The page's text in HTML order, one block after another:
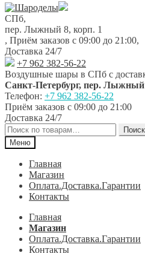
Перейти
к
навигации
Перейти
к
содержимому
СПб,
пер. Лыжный 8, корп. 1
, Приём заказов с 09:00 до 21:00,
Доставка 24/7
+7 962 382-56-22
Воздушные шары в СПб с
Санкт-Петербург, пер. Лыжный
Телефон: +7 962 382-56-22
Приём заказов с 09:00 до 21:00
Доставка 24/7
Искать:
Поиск
Меню
Главная
Магазин
Оплата.Доставка.Гарантии
Контакты
Главная
Магазин
Оплата.Доставка.Гарантии
Контакты